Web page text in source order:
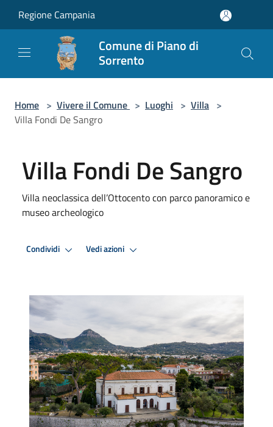
Regione Campania
Comune di Piano di
Sorrento
Home > Vivere il Comune > Luoghi > Villa >
Villa Fondi De Sangro
Villa Fondi De Sangro
Villa neoclassica dell’Ottocento con parco panoramico e
museo archeologico
Condividi Vedi azioni